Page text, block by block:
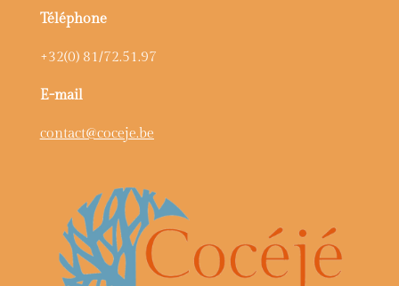
Téléphone
+32(0) 81/72.51.97
E-mail
contact@coceje.be